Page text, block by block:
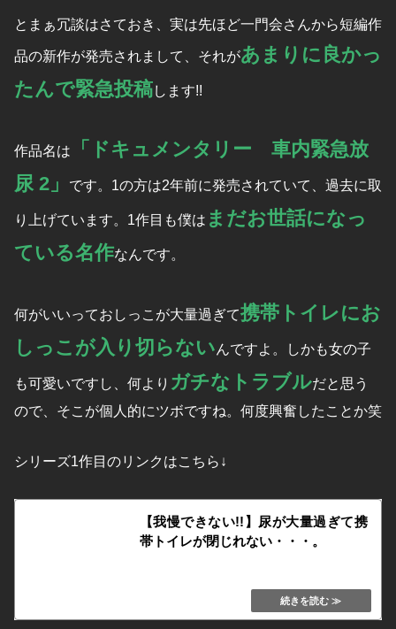
とまぁ冗談はさておき、実は先ほど一門会さんから短編作
品の新作が発売されまして、それがあまりに良かっ
たんで緊急投稿します!!
作品名は
「ドキュメンタリー 車内緊急放
尿 2」
です。1の方は2年前に発売されていて、過去に取
り上げています。1作目も僕は まだお世話になっ
ている名作なんです。
何がいいっておしっこが大量過ぎて携帯トイレにお
しっこが入り切らないんですよ。しかも女の子
も可愛いですし、何より ガチなトラブルだと思う
ので、そこが個人的にツボですね。何度興奮したことか笑
シリーズ1作目のリンクはこちら↓
【我慢できない!!】尿が大量過ぎて携
帯トイレが閉じれない・・・。